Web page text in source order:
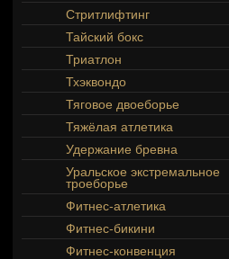
Стритлифтинг
Тайский бокс
Триатлон
Тхэквондо
Тяговое двоеборье
Тяжёлая атлетика
Удержание бревна
Уральское экстремальное
троеборье
Фитнес-атлетика
Фитнес-бикини
Фитнес-конвенция